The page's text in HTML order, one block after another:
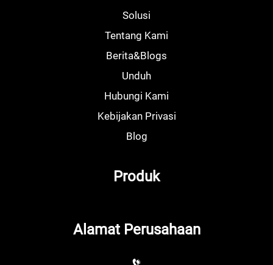
Solusi
Tentang Kami
Berita&Blogs
Unduh
Hubungi Kami
Kebijakan Privasi
Blog
Produk
Alamat Perusahaan